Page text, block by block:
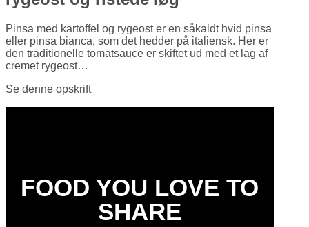
Pinsa med kartoffel og rygeost er en såkaldt hvid pinsa
eller pinsa bianca, som det hedder på italiensk. Her er
den traditio­nelle tomatsauce er skiftet ud med et lag af
cremet rygeost…
Se denne opskrift
FOOD YOU LOVE TO
SHARE